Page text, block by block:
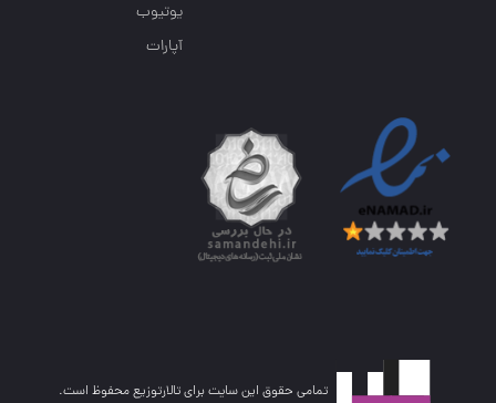
یوتیوب
آپارات
تمامی حقوق این سایت برای تالارتوزیع محفوظ است.